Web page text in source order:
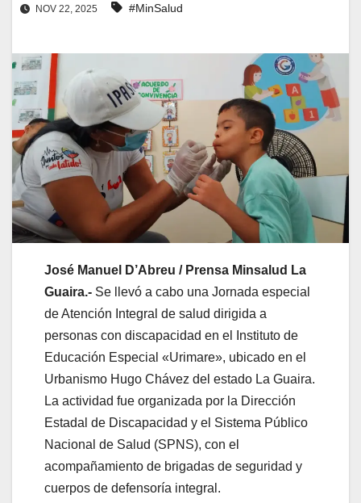
NOV 22, 2025 #MinSalud
José Manuel D’Abreu / Prensa Minsalud La
Guaira.- Se llevó a cabo una Jornada especial
de Atención Integral de salud dirigida a
personas con discapacidad en el Instituto de
Educación Especial «Urimare», ubicado en el
Urbanismo Hugo Chávez del estado La Guaira.
La actividad fue organizada por la Dirección
Estadal de Discapacidad y el Sistema Público
Nacional de Salud (SPNS), con el
acompañamiento de brigadas de seguridad y
cuerpos de defensoría integral.